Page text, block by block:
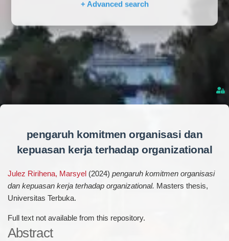
+ Advanced search
pengaruh komitmen organisasi dan
kepuasan kerja terhadap organizational
Julez Ririhena, Marsyel (2024) pengaruh komitmen organisasi
dan kepuasan kerja terhadap organizational. Masters thesis,
Universitas Terbuka.
Full text not available from this repository.
Abstract